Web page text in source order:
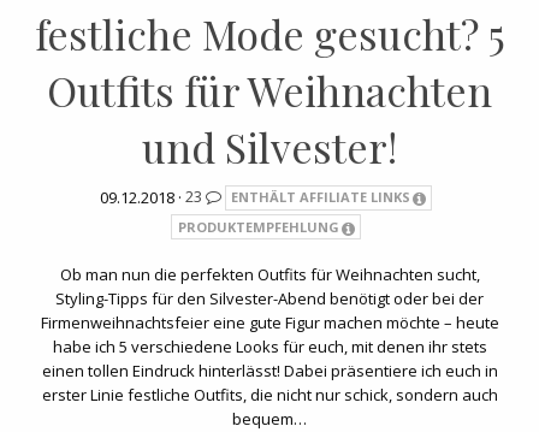
festliche Mode gesucht? 5
Outfits für Weihnachten
und Silvester!
09.12.2018 · 23
ENTHÄLT AFFILIATE LINKS
PRODUKTEMPFEHLUNG
Ob man nun die perfekten Outfits für Weihnachten sucht,
Styling-Tipps für den Silvester-Abend benötigt oder bei der
Firmenweihnachtsfeier eine gute Figur machen möchte – heute
habe ich 5 verschiedene Looks für euch, mit denen ihr stets
einen tollen Eindruck hinterlässt! Dabei präsentiere ich euch in
erster Linie festliche Outfits, die nicht nur schick, sondern auch
bequem…